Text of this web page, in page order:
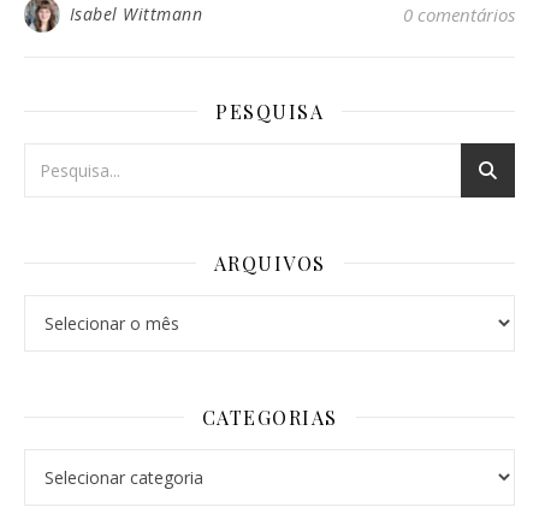
Isabel Wittmann 0 comentários
PESQUISA
ARQUIVOS
CATEGORIAS